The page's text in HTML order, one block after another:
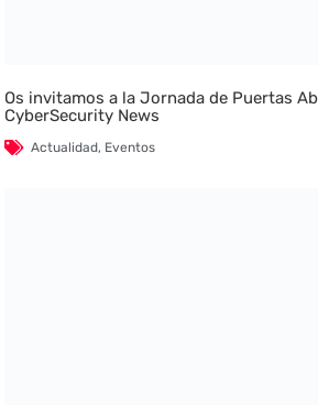
Os invitamos a la Jornada de Puertas
CyberSecurity News
Actualidad, Eventos